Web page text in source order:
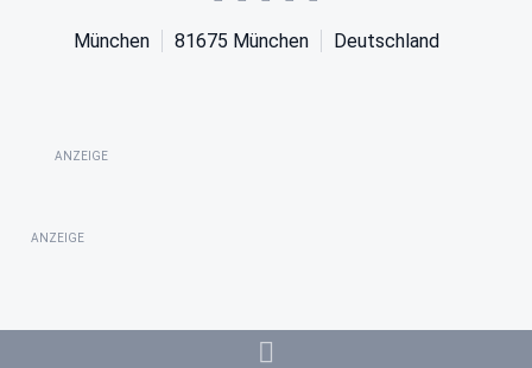
München 81675 München Deutschland
ANZEIGE
ANZEIGE